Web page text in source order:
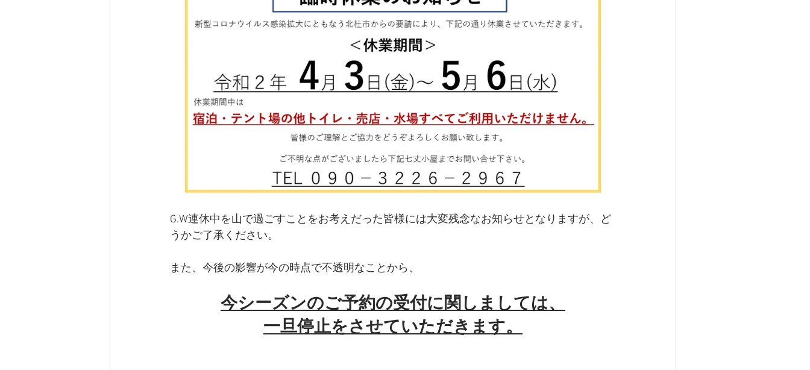
G.W連休中を山で過ごすことをお考えだった皆様には大変残念なお知らせとなりますが、ど
うかご了承ください。
また、今後の影響が今の時点で不透明なことから、
今シーズンのご予約の受付に関しましては、
一旦停止をさせていただきます。